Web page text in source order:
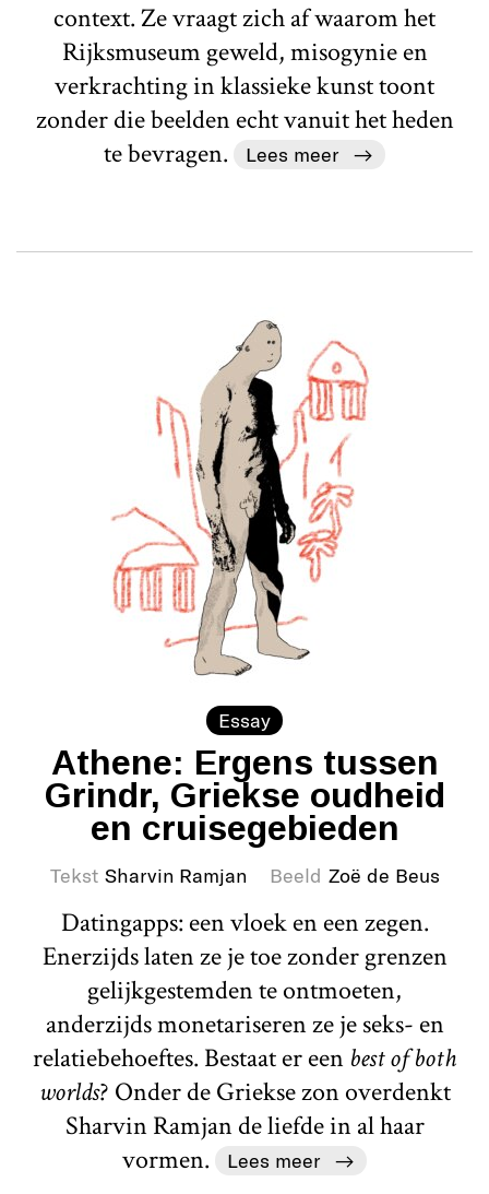
context. Ze vraagt zich af waarom het
Rijksmuseum geweld, misogynie en
verkrachting in klassieke kunst toont
zonder die beelden echt vanuit het heden
te bevragen.
Lees meer
Essay
Athene: Ergens tussen
Grindr, Griekse oudheid
en cruisegebieden
Tekst Sharvin Ramjan Beeld Zoë de Beus
Datingapps: een vloek en een zegen.
Enerzijds laten ze je toe zonder grenzen
gelijkgestemden te ontmoeten,
anderzijds monetariseren ze je seks- en
relatiebehoeftes. Bestaat er een best of both
worlds? Onder de Griekse zon overdenkt
Sharvin Ramjan de liefde in al haar
vormen.
Lees meer